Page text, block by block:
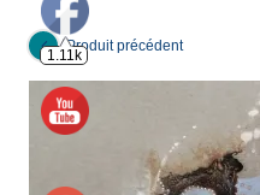
Produit précédent
1.11k